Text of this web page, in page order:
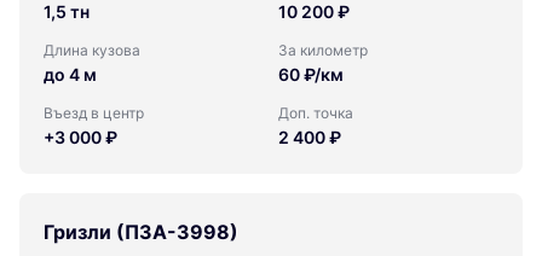
1,5 тн 10 200 ₽
Длина кузова
до 4 м
За километр
60 ₽/км
Въезд в центр
+3 000 ₽
Доп. точка
2 400 ₽
Гризли (ПЗА-3998)